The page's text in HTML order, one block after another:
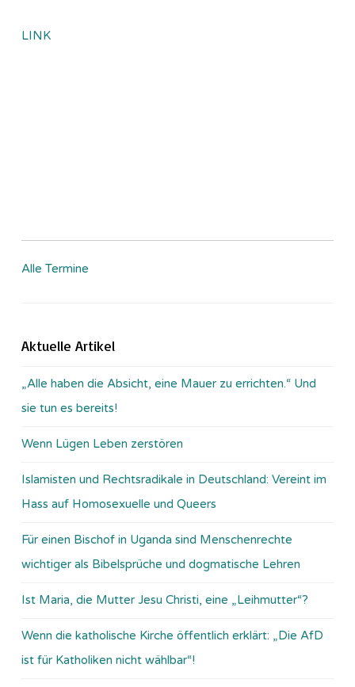
LINK
Alle Termine
Aktuelle Artikel
„Alle haben die Absicht, eine Mauer zu errichten.“ Und
sie tun es bereits!
Wenn Lügen Leben zerstören
Islamisten und Rechtsradikale in Deutschland: Vereint im
Hass auf Homosexuelle und Queers
Für einen Bischof in Uganda sind Menschenrechte
wichtiger als Bibelsprüche und dogmatische Lehren
Ist Maria, die Mutter Jesu Christi, eine „Leihmutter“?
Wenn die katholische Kirche öffentlich erklärt: „Die AfD
ist für Katholiken nicht wählbar“!